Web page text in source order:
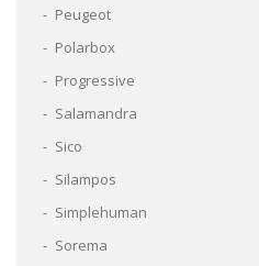
Peugeot
Polarbox
Progressive
Salamandra
Sico
Silampos
Simplehuman
Sorema